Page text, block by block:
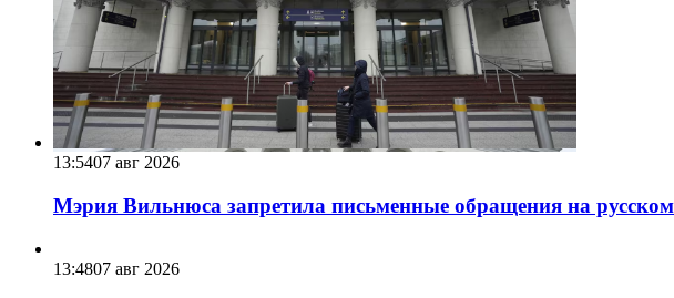
13:5407 авг 2026
Мэрия Вильнюса запретила письменные обращения на
13:4807 авг 2026